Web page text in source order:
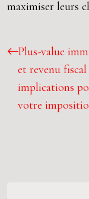
maximiser leurs
Plus-value
et revenu fiscal
implications
votre